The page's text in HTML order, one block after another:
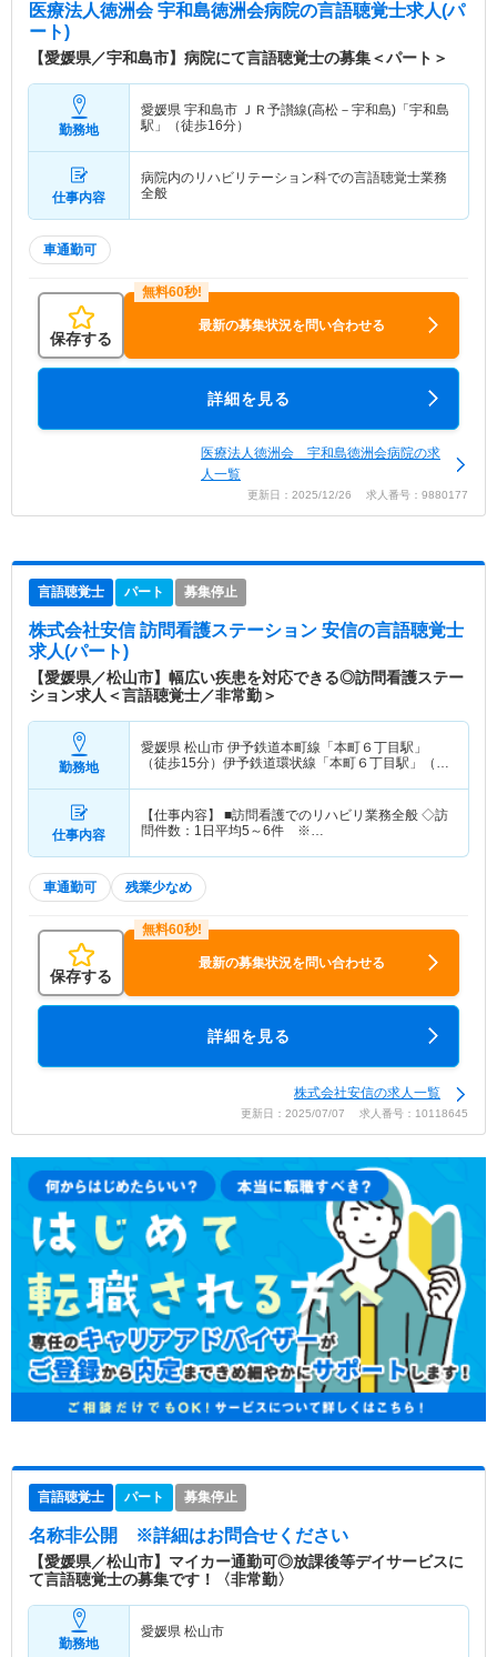
医療法人徳洲会 宇和島徳洲会病院の言語聴覚士求人(パ
ート)
【愛媛県／宇和島市】病院にて言語聴覚士の募集＜パート＞
勤務地
愛媛県 宇和島市 ＪＲ予讃線(高松－宇和島)「宇和島
駅」（徒歩16分）
仕事内容
病院内のリハビリテーション科での言語聴覚士業務
全般
車通勤可
保存する
最新の募集状況を問い合わせる
詳細を見る
医療法人徳洲会 宇和島徳洲会病院の求
人一覧
更新日：2025/12/26 求人番号：9880177
言語聴覚士 パート 募集停止
株式会社安信 訪問看護ステーション 安信の言語聴覚士
求人(パート)
【愛媛県／松山市】幅広い疾患を対応できる◎訪問看護ステー
ション求人＜言語聴覚士／非常勤＞
勤務地
愛媛県 松山市 伊予鉄道本町線「本町６丁目駅」
（徒歩15分）伊予鉄道環状線「本町６丁目駅」（徒
仕事内容
【仕事内容】 ■訪問看護でのリハビリ業務全般 ◇訪
問件数：1日平均5～6件 ※…
車通勤可 残業少なめ
保存する
最新の募集状況を問い合わせる
詳細を見る
株式会社安信の求人一覧
更新日：2025/07/07 求人番号：10118645
言語聴覚士 パート 募集停止
名称非公開 ※詳細はお問合せください
【愛媛県／松山市】マイカー通勤可◎放課後等デイサービスに
て言語聴覚士の募集です！〈非常勤〉
勤務地
愛媛県 松山市